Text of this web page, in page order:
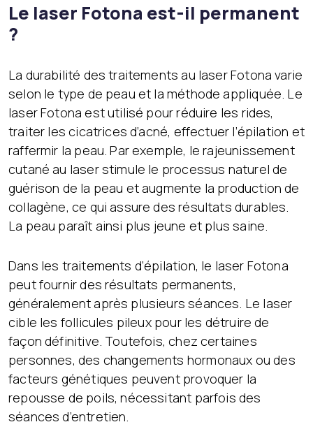
Le laser Fotona est-il permanent
?
La durabilité des traitements au laser Fotona varie
selon le type de peau et la méthode appliquée. Le
laser Fotona est utilisé pour réduire les rides,
traiter les cicatrices d’acné, effectuer l’épilation et
raffermir la peau. Par exemple, le rajeunissement
cutané au laser stimule le processus naturel de
guérison de la peau et augmente la production de
collagène, ce qui assure des résultats durables.
La peau paraît ainsi plus jeune et plus saine.
Dans les traitements d’épilation, le laser Fotona
peut fournir des résultats permanents,
généralement après plusieurs séances. Le laser
cible les follicules pileux pour les détruire de
façon définitive. Toutefois, chez certaines
personnes, des changements hormonaux ou des
facteurs génétiques peuvent provoquer la
repousse de poils, nécessitant parfois des
séances d’entretien.